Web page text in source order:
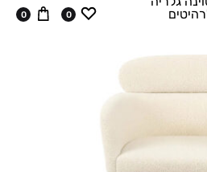
ווישליסט
0 עגלה
0